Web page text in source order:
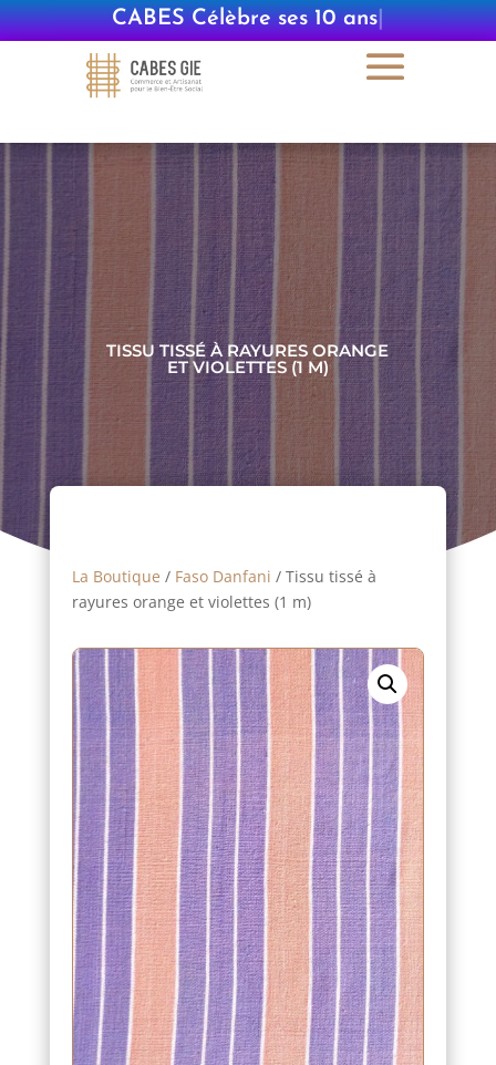
CABES Célèbre ses 10 ans|
TISSU TISSÉ À RAYURES ORANGE
ET VIOLETTES (1 M)
La Boutique / Faso Danfani / Tissu tissé à
rayures orange et violettes (1 m)